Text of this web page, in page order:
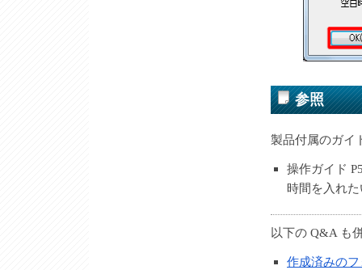
参照
製品付属のガイ
操作ガイド
時間を入れ
以下の Q&A も
作成済みの